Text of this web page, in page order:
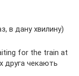
в дану хвилину)
for the train at
друга чекають